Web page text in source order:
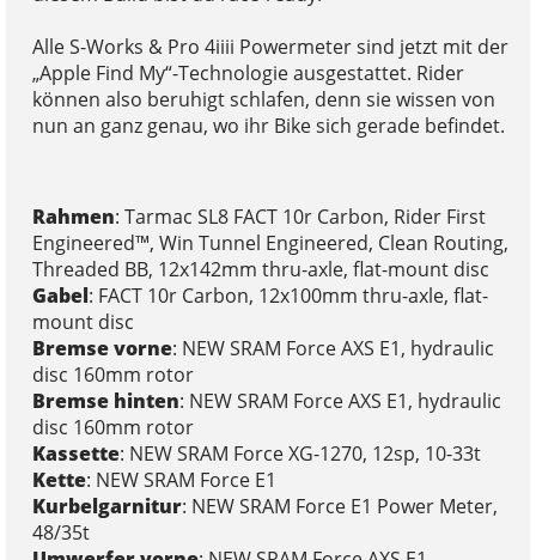
Alle S-Works & Pro 4iiii Powermeter sind jetzt mit der
„Apple Find My“-Technologie ausgestattet. Rider
können also beruhigt schlafen, denn sie wissen von
nun an ganz genau, wo ihr Bike sich gerade befindet.
Rahmen: Tarmac SL8 FACT 10r Carbon, Rider First
Engineered™, Win Tunnel Engineered, Clean Routing,
Threaded BB, 12x142mm thru-axle, flat-mount disc
Gabel: FACT 10r Carbon, 12x100mm thru-axle, flat-
mount disc
Bremse vorne: NEW SRAM Force AXS E1, hydraulic
disc 160mm rotor
Bremse hinten: NEW SRAM Force AXS E1, hydraulic
disc 160mm rotor
Kassette: NEW SRAM Force XG-1270, 12sp, 10-33t
Kette: NEW SRAM Force E1
Kurbelgarnitur: NEW SRAM Force E1 Power Meter,
48/35t